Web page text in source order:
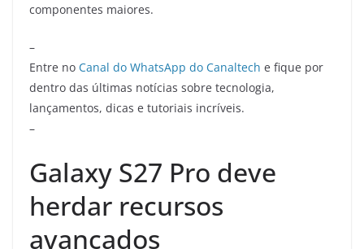
componentes maiores.
–
Entre no Canal do WhatsApp do Canaltech e fique por
dentro das últimas notícias sobre tecnologia,
lançamentos, dicas e tutoriais incríveis.
–
Galaxy S27 Pro deve
herdar recursos
avançados